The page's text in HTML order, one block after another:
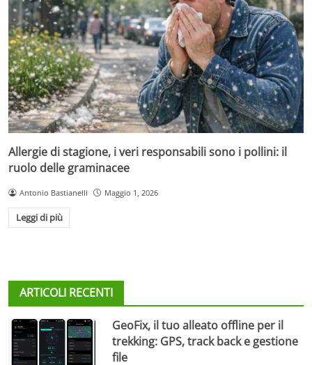
Allergie di stagione, i veri responsabili sono i pollini: il
ruolo delle graminacee
Antonio Bastianelli Maggio 1, 2026
Leggi di più
ARTICOLI RECENTI
GeoFix, il tuo alleato offline per il
trekking: GPS, track back e gestione
file